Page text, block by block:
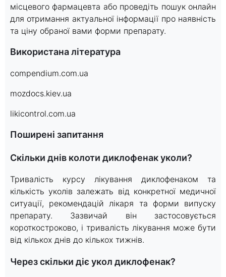
місцевого фармацевта або проведіть пошук онлайн
для отримання актуальної інформації про наявність
та ціну обраної вами форми препарату.
Використана література
compendium.com.ua
mozdocs.kiev.ua
likicontrol.com.ua
Поширені запитання
Скільки днів колоти диклофенак уколи?
Тривалість курсу лікування диклофенаком та
кількість уколів залежать від конкретної медичної
ситуації, рекомендацій лікаря та форми випуску
препарату. Зазвичай він застосовується
короткостроково, і тривалість лікування може бути
від кількох днів до кількох тижнів.
Через скільки діє укол диклофенак?